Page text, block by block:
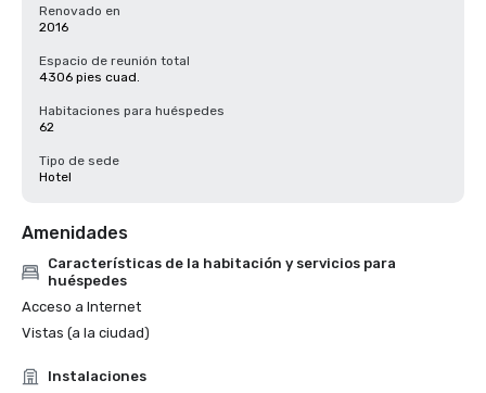
Renovado en
2016
Espacio de reunión total
4306 pies cuad.
Habitaciones para huéspedes
62
Tipo de sede
Hotel
Amenidades
Características de la habitación y servicios para
huéspedes
Acceso a Internet
Vistas (a la ciudad)
Instalaciones